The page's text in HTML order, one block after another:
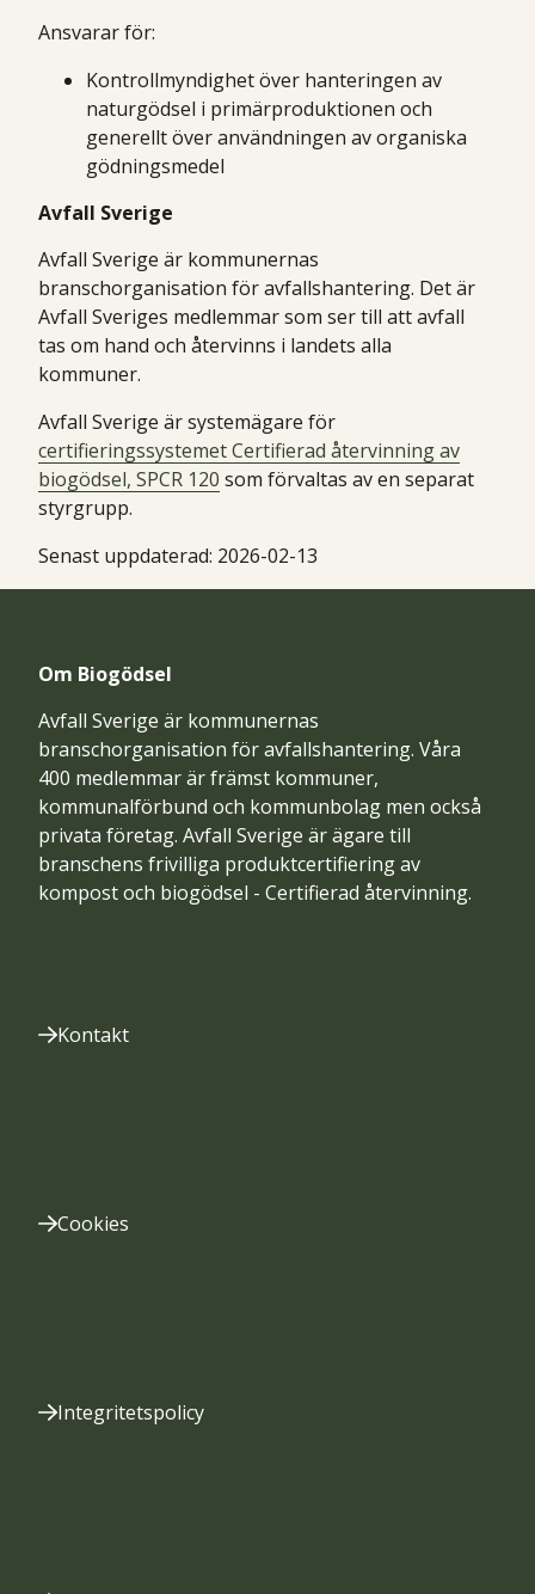
Ansvarar för:
Kontrollmyndighet över hanteringen av
naturgödsel i primärproduktionen och
generellt över användningen av organiska
gödningsmedel
Avfall Sverige
Avfall Sverige är kommunernas
branschorganisation för avfallshantering. Det är
Avfall Sveriges medlemmar som ser till att avfall
tas om hand och återvinns i landets alla
kommuner.
Avfall Sverige är systemägare för
certifieringssystemet Certifierad återvinning av
biogödsel, SPCR 120 som förvaltas av en separat
styrgrupp.
Senast uppdaterad: 2026-02-13
Om Biogödsel
Avfall Sverige är kommunernas
branschorganisation för avfallshantering. Våra
400 medlemmar är främst kommuner,
kommunalförbund och kommunbolag men också
privata företag. Avfall Sverige är ägare till
branschens frivilliga produktcertifiering av
kompost och biogödsel - Certifierad återvinning.
Kontakt
Cookies
Integritetspolicy